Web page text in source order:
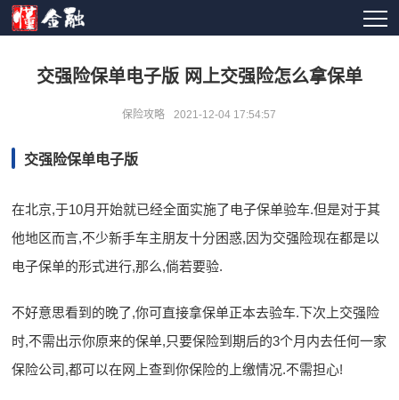
交强险保单电子版 网上交强险怎么拿保单
保险攻略 2021-12-04 17:54:57
交强险保单电子版
在北京,于10月开始就已经全面实施了电子保单验车.但是对于其
他地区而言,不少新手车主朋友十分困惑,因为交强险现在都是以
电子保单的形式进行,那么,倘若要验.
不好意思看到的晚了,你可直接拿保单正本去验车.下次上交强险
时,不需出示你原来的保单,只要保险到期后的3个月内去任何一家
保险公司,都可以在网上查到你保险的上缴情况.不需担心!